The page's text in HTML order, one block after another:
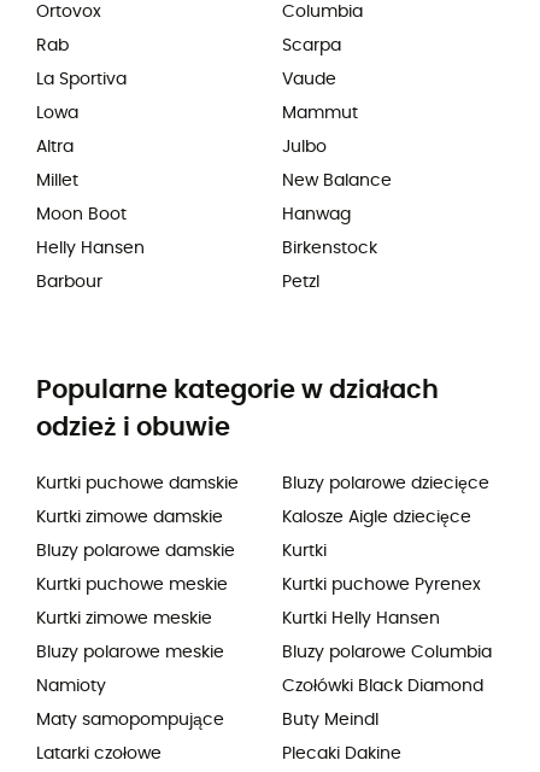
Ortovox
Rab
La Sportiva
Lowa
Altra
Millet
Moon Boot
Helly Hansen
Barbour
Columbia
Scarpa
Vaude
Mammut
Julbo
New Balance
Hanwag
Birkenstock
Petzl
Popularne kategorie w działach
odzież i obuwie
Kurtki puchowe damskie
Kurtki zimowe damskie
Bluzy polarowe damskie
Kurtki puchowe meskie
Kurtki zimowe meskie
Bluzy polarowe meskie
Namioty
Maty samopompujące
Latarki czołowe
Bluzy polarowe dziecięce
Kalosze Aigle dziecięce
Kurtki
Kurtki puchowe Pyrenex
Kurtki Helly Hansen
Bluzy polarowe Columbia
Czołówki Black Diamond
Buty Meindl
Plecaki Dakine